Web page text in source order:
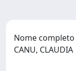
Nome completo
CANU, CLAUDIA